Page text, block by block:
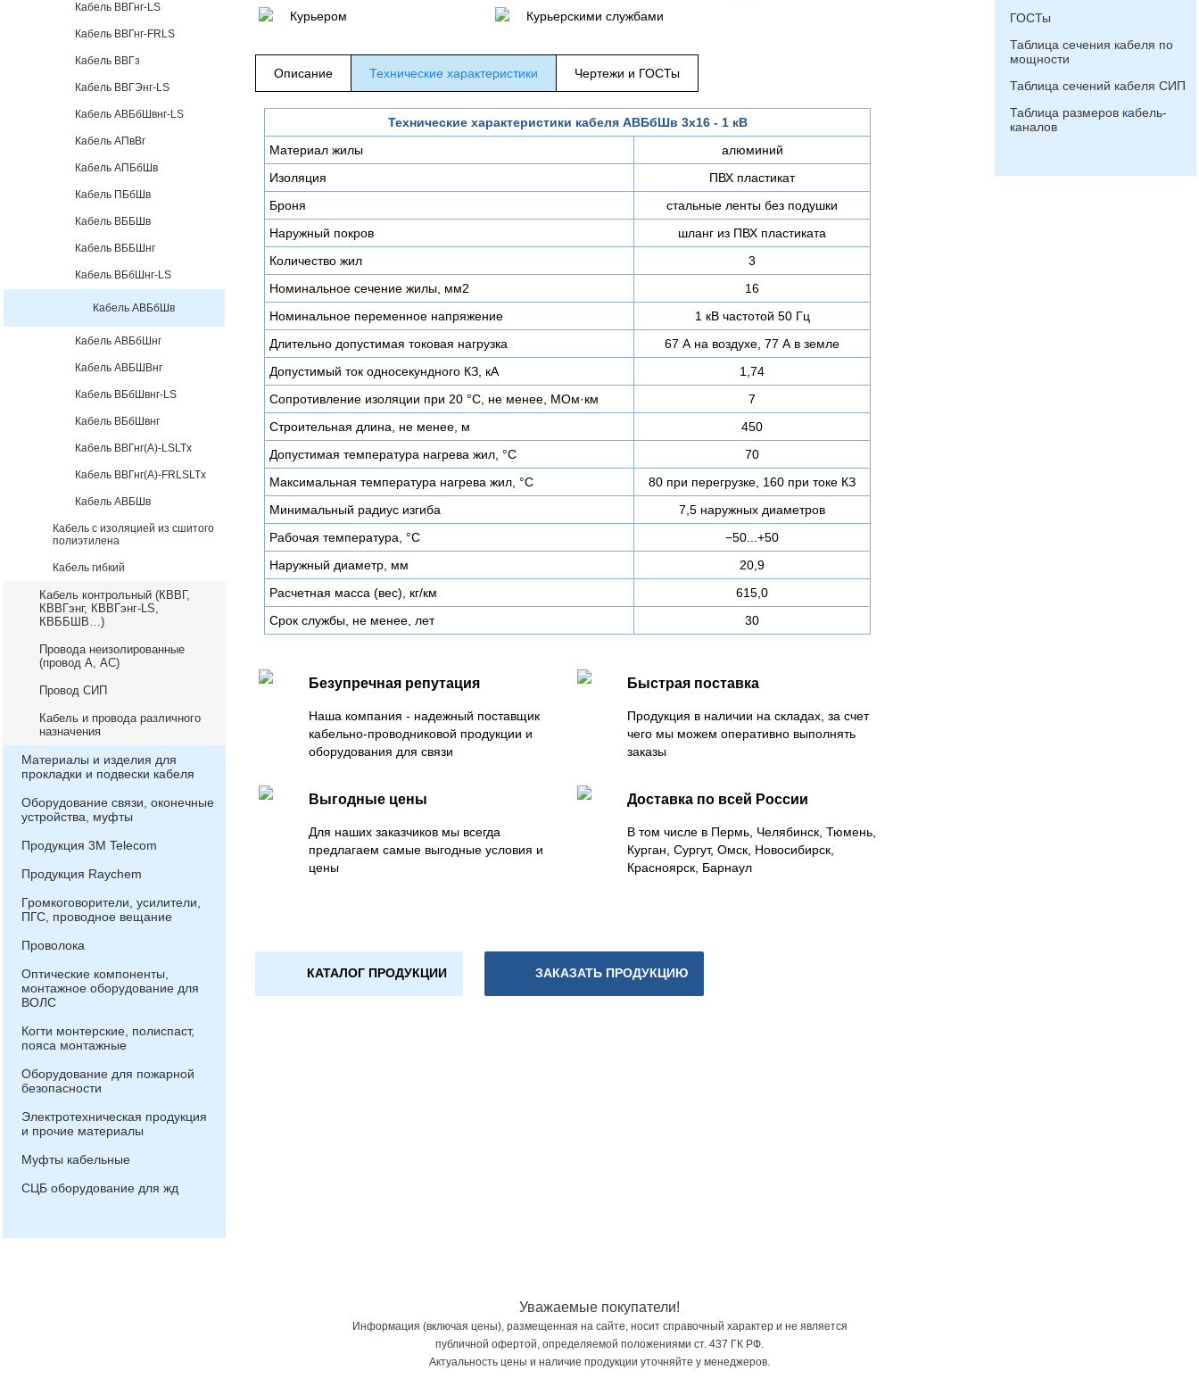
Кабель ВВГнг-LS
Кабель ВВГнг-FRLS
Кабель ВВГз
Кабель ВВГЭнг-LS
Кабель АВБбШвнг-LS
Кабель АПвВг
Кабель АПБбШв
Кабель ПБбШв
Кабель ВББШв
Кабель ВББШнг
Кабель ВБбШнг-LS
Кабель АВБбШв
Кабель АВБбШнг
Кабель АВБШВнг
Кабель ВБбШвнг-LS
Кабель ВБбШвнг
Кабель ВВГнг(А)-LSLTx
Кабель ВВГнг(А)-FRLSLTx
Кабель АВБШв
Кабель с изоляцией из сшитого
полиэтилена
Кабель гибкий
Кабель контрольный (КВВГ,
КВВГэнг, КВВГэнг-LS,
КВББШВ…)
Провода неизолированные
(провод А, АС)
Провод СИП
Кабель и провода различного
назначения
Материалы и изделия для
прокладки и подвески кабеля
Оборудование связи, оконечные
устройства, муфты
Продукция 3М Telecom
Продукция Raychem
Громкоговорители, усилители,
ПГС, проводное вещание
Проволока
Оптические компоненты,
монтажное оборудование для
ВОЛС
Когти монтерские, полиспаст,
пояса монтажные
Оборудование для пожарной
безопасности
Электротехническая продукция
и прочие материалы
Муфты кабельные
СЦБ оборудование для жд
Курьером Курьерскими службами
Описание Технические характеристики Чертежи и ГОСТы
Технические характеристики кабеля АВБбШв 3х16 - 1 кВ
Материал жилы
алюминий
Изоляция
ПВХ пластикат
Броня
стальные ленты без подушки
Наружный покров
шланг из ПВХ пластиката
Количество жил
3
Номинальное сечение жилы, мм2
16
Номинальное переменное напряжение
1 кВ частотой 50 Гц
Длительно допустимая токовая нагрузка
67 А на воздухе, 77 А в земле
Допустимый ток односекундного КЗ, кА
1,74
Сопротивление изоляции при 20 °С, не менее, МОм·км
7
Строительная длина, не менее, м
450
Допустимая температура нагрева жил, °C
70
Максимальная температура нагрева жил, °C
80 при перегрузке, 160 при токе КЗ
Минимальный радиус изгиба
7,5 наружных диаметров
Рабочая температура, °C
−50...+50
Наружный диаметр, мм
20,9
Расчетная масса (вес), кг/км
615,0
Срок службы, не менее, лет
30
Безупречная репутация
Наша компания - надежный поставщик
кабельно-проводниковой продукции и
оборудования для связи
Быстрая поставка
Продукция в наличии на складах, за счет
чего мы можем оперативно выполнять
заказы
Выгодные цены
Для наших заказчиков мы всегда
предлагаем самые выгодные условия и
цены
Доставка по всей России
В том числе в Пермь, Челябинск, Тюмень,
Курган, Сургут, Омск, Новосибирск,
Красноярск, Барнаул
КАТАЛОГ ПРОДУКЦИИ ЗАКАЗАТЬ ПРОДУКЦИЮ
ГОСТы
Таблица сечения кабеля по
мощности
Таблица сечений кабеля СИП
Таблица размеров кабель-
каналов
Уважаемые покупатели!
Информация (включая цены), размещенная на сайте, носит справочный характер и не является
публичной офертой, определяемой положениями ст. 437 ГК РФ.
Актуальность цены и наличие продукции уточняйте у менеджеров.